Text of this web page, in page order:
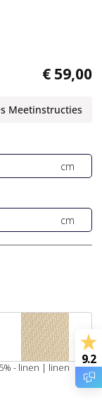
€ 59,00
Meetinstructies
5% - linen | linen
9.2